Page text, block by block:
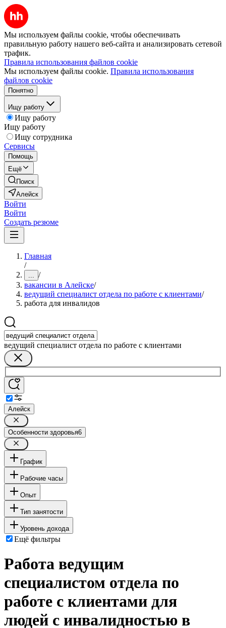
Мы используем файлы cookie, чтобы обеспечивать
правильную работу нашего веб-сайта и анализировать сетевой
трафик.
Правила использования файлов cookie
Мы используем файлы cookie. Правила использования
файлов cookie
Понятно
Ищу работу
Ищу работу
Ищу работу
Ищу сотрудника
Сервисы
Помощь
Ещё
Поиск
Алейск
Войти
Войти
Создать резюме
Главная
/
... /
вакансии в Алейске/
ведущий специалист отдела по работе с клиентами/
работа для инвалидов
ведущий специалист отдела по работе с клиентами
Алейск
Особенности здоровья6
График
Рабочие часы
Опыт
Тип занятости
Уровень дохода
Ещё фильтры
Работа ведущим
специалистом отдела по
работе с клиентами для
людей с инвалидностью в